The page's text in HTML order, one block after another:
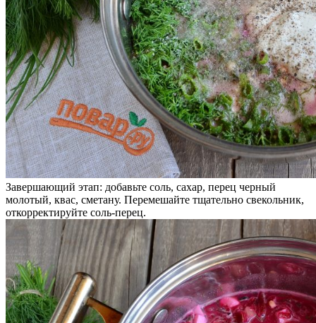
Завершающий этап: добавьте соль, сахар, перец черный
молотый, квас, сметану. Перемешайте тщательно свекольник,
откорректируйте соль-перец.